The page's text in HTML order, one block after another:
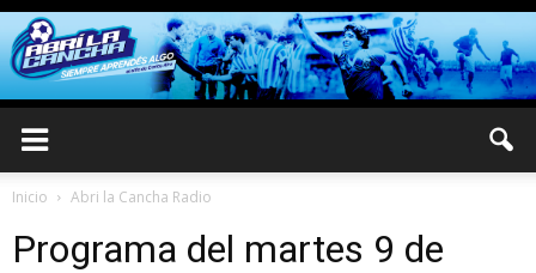
Inicio Abri la Cancha Radio
Programa del martes 9 de